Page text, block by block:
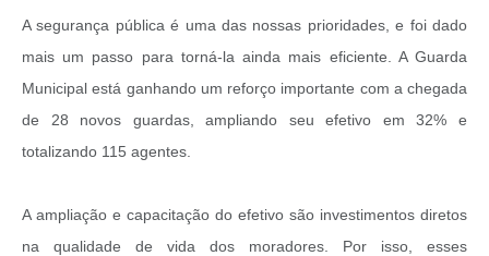
A segurança pública é uma das nossas prioridades, e foi dado
mais um passo para torná-la ainda mais eficiente. A Guarda
Municipal está ganhando um reforço importante com a chegada
de 28 novos guardas, ampliando seu efetivo em 32% e
totalizando 115 agentes.
A ampliação e capacitação do efetivo são investimentos diretos
na qualidade de vida dos moradores. Por isso, esses